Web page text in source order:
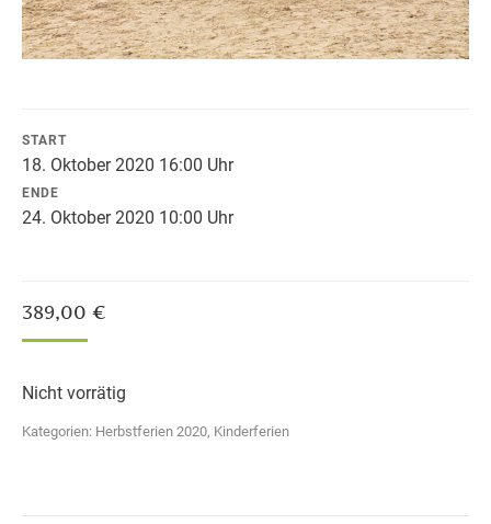
START
18. Oktober 2020 16:00 Uhr
ENDE
24. Oktober 2020 10:00 Uhr
389,00 €
Nicht vorrätig
Kategorien: Herbstferien 2020, Kinderferien